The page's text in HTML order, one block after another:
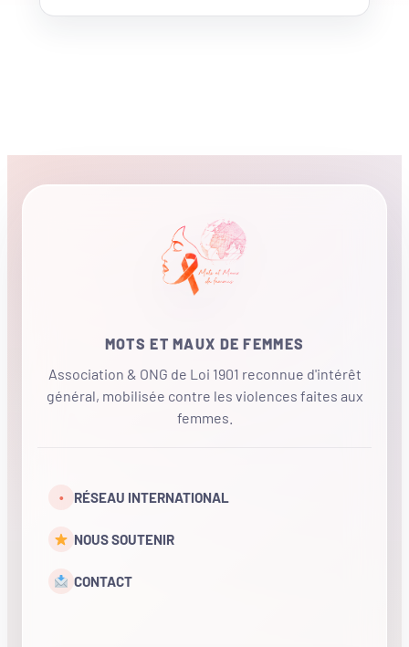
MOTS ET MAUX DE FEMMES
Association & ONG de Loi 1901 reconnue d'intérêt
général, mobilisée contre les violences faites aux
femmes.
• RÉSEAU INTERNATIONAL
NOUS SOUTENIR
CONTACT